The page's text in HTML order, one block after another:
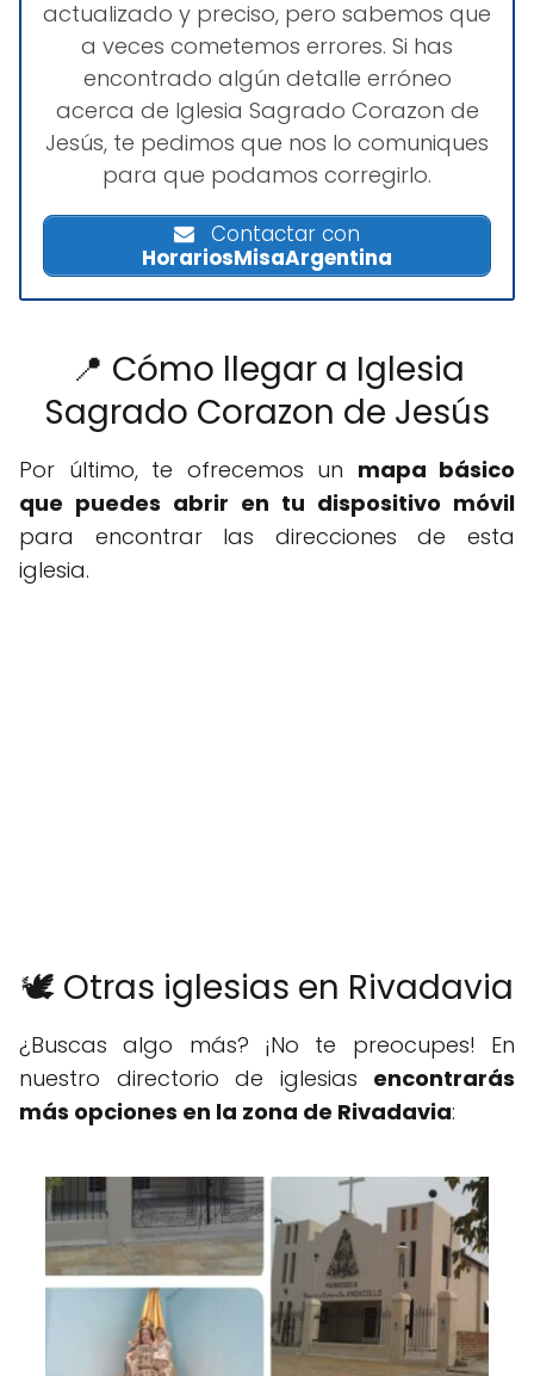
actualizado y preciso, pero sabemos que
a veces cometemos errores. Si has
encontrado algún detalle erróneo
acerca de Iglesia Sagrado Corazon de
Jesús, te pedimos que nos lo comuniques
para que podamos corregirlo.
Contactar con
HorariosMisaArgentina
📍 Cómo llegar a Iglesia
Sagrado Corazon de Jesús
Por último, te ofrecemos un mapa básico
que puedes abrir en tu dispositivo móvil
para encontrar las direcciones de esta
iglesia.
🕊️ Otras iglesias en Rivadavia
¿Buscas algo más? ¡No te preocupes! En
nuestro directorio de iglesias encontrarás
más opciones en la zona de Rivadavia: